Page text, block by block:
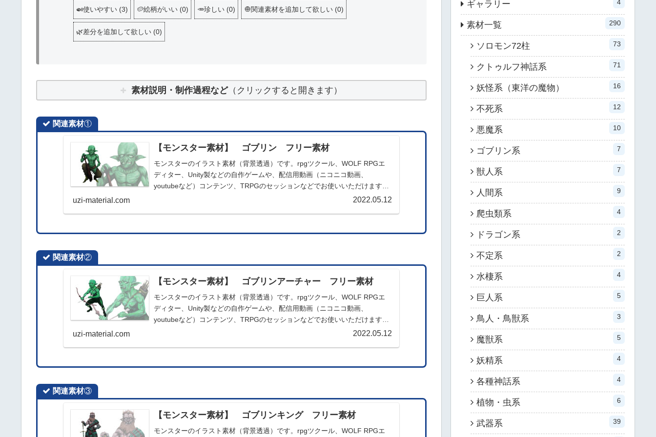
🍛使いやすい (3) 🥔絵柄がいい (0) 🥕珍しい (0) 🧅関連素材を追加して欲しい (0)
🌿差分を追加して欲しい (0)
素材説明・制作過程など（クリックすると開きます）
関連素材①
【モンスター素材】 ゴブリン フリー素材
モンスターのイラスト素材（背景透過）です。rpgツクール、WOLF RPGエ
ディター、Unity製などの自作ゲームや、配信用動画（ニコニコ動画、
youtubeなど）コンテンツ、TRPGのセッションなどでお使いいただけます。
uzi-material.com 2022.05.12
関連素材②
【モンスター素材】 ゴブリンアーチャー フリー素材
モンスターのイラスト素材（背景透過）です。rpgツクール、WOLF RPGエ
ディター、Unity製などの自作ゲームや、配信用動画（ニコニコ動画、
youtubeなど）コンテンツ、TRPGのセッションなどでお使いいただけます。
uzi-material.com 2022.05.12
関連素材③
【モンスター素材】 ゴブリンキング フリー素材
モンスターのイラスト素材（背景透過）です。rpgツクール、WOLF RPGエ
ギャラリー 4
素材一覧 290
ソロモン72柱 73
クトゥルフ神話系 71
妖怪系（東洋の魔物） 16
不死系 12
悪魔系 10
ゴブリン系 7
獣人系 7
人間系 9
爬虫類系 4
ドラゴン系 2
不定系 2
水棲系 4
巨人系 5
鳥人・鳥獣系 3
魔獣系 5
妖精系 4
各種神話系 4
植物・虫系 6
武器系 39